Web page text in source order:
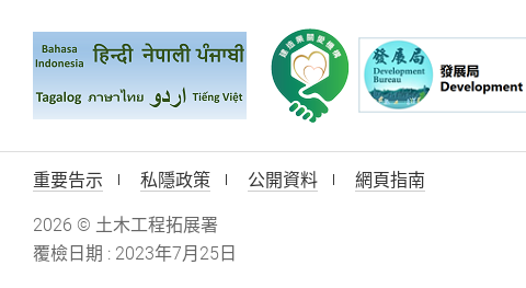
重要告示 私隱政策 公開資料 網頁指南
2026 © 土木工程拓展署
覆檢日期 : 2023年7月25日